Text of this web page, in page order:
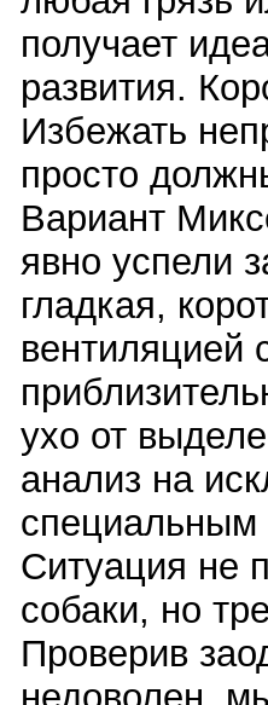
получает
развития.
Избежать
просто
Вариант
явно успели
гладкая,
вентиляцией
ухо от
анализ на
специальным
Ситуация не
собаки, но
Проверив